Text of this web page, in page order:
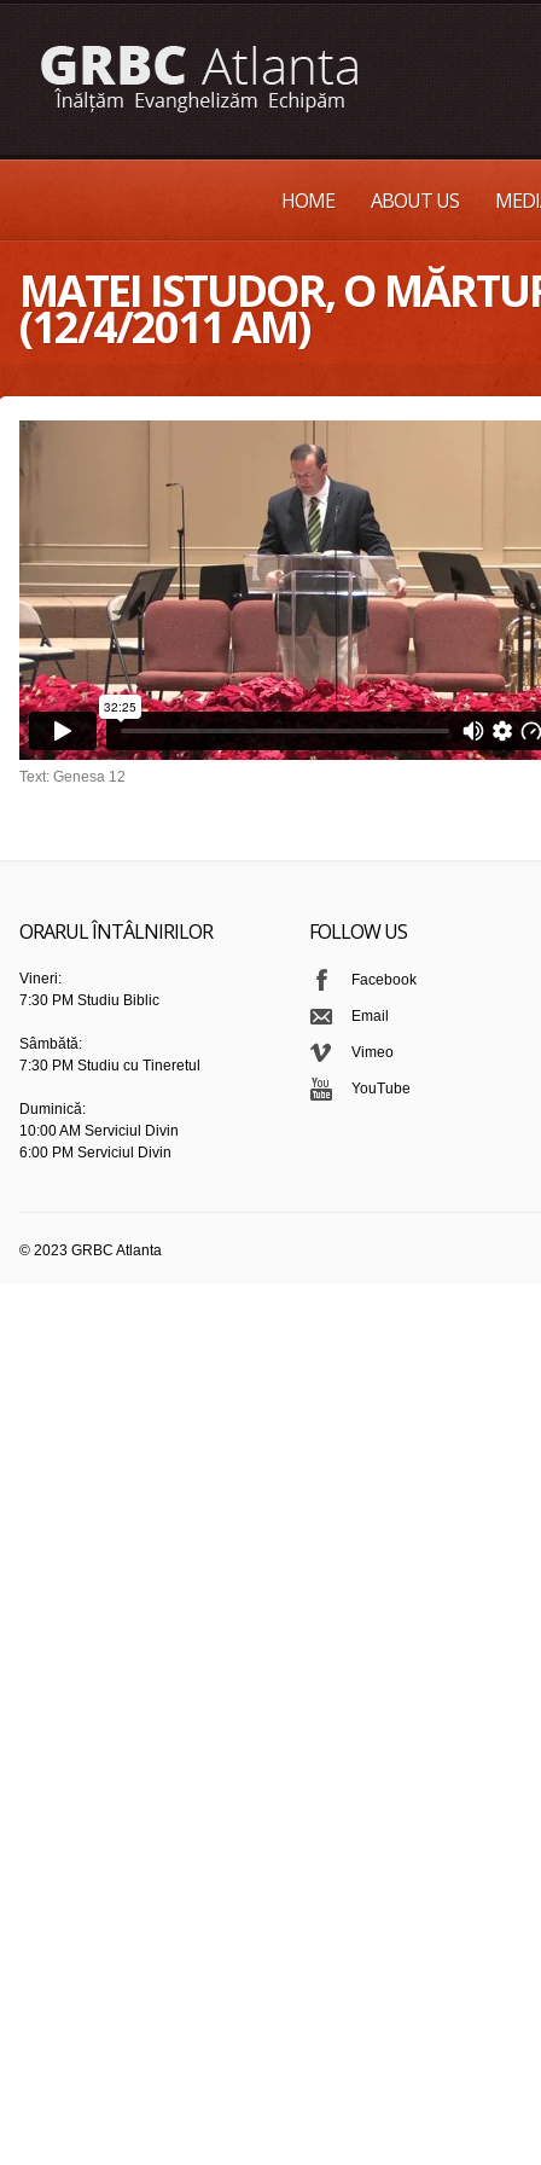
HOME ABOUT US
MATEI ISTUDOR, O
(12/4/2011 AM)
Text: Genesa 12
ORARUL ÎNTÂLNIRILOR
Vineri:
7:30 PM Studiu Biblic
Sâmbătă:
7:30 PM Studiu cu Tineretul
Duminică:
10:00 AM Serviciul Divin
6:00 PM Serviciul Divin
FOLLOW US
Facebook
Email
Vimeo
YouTube
© 2023 GRBC Atlanta